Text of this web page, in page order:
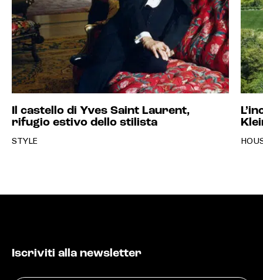
Il castello di Yves Saint Laurent,
rifugio estivo dello stilista
STYLE
Iscriviti alla newsletter